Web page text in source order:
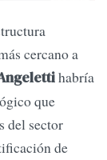
cercano a
habría
que
del sector
de